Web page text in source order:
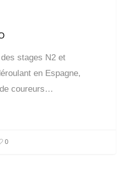
stages N2 et
en Espagne,
coureurs…
0